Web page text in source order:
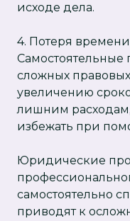
исходе дела.
4. Потеря
Самостоятельные
сложных
увеличению
лишним
избежать при
Юридические
самостоятельно
приводят к